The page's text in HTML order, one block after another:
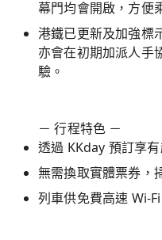
幕門均會開啟，方便
港鐵已更新及加強標
亦會在初期加派人手
驗。
－ 行程特色 －
透過 KKday 預訂享
無需換取實體票券，
列車供免費高速 Wi-